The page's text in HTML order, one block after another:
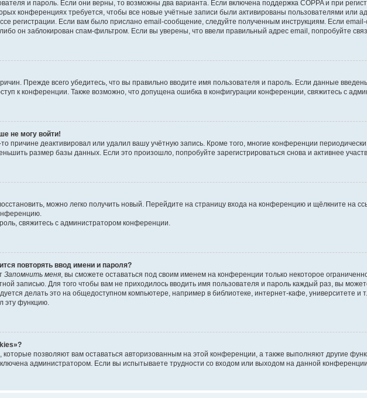
и пароль. Если они верны, то возможны два варианта. Если включена поддержка COPPA и при
конференциях требуется, чтобы все новые учётные записи были активированы пользователями или
регистрации. Если вам было прислано email-сообщение, следуйте полученным инструкциям. Если
он заблокирован спам-фильтром. Если вы уверены, что ввели правильный адрес email, попробуйте
Прежде всего убедитесь, что вы правильно вводите имя пользователя и пароль. Если данные
к конференции. Также возможно, что допущена ошибка в конфигурации конференции, свяжитесь с
не могу войти!
причине деактивировал или удалил вашу учётную запись. Кроме того, многие конференции
размер базы данных. Если это произошло, попробуйте зарегистрироваться снова и активнее
можно легко получить новый. Перейдите на страницу входа на конференцию и щёлкните на
свяжитесь с администратором конференции.
повторять ввод имени и пароля?
Запомнить меня , вы сможете оставаться под своим именем на конференции только некоторое
записью. Для того чтобы вам не приходилось вводить имя пользователя и пароль каждый раз, вы
делать это на общедоступном компьютере, например в библиотеке, интернет-кафе, университете и
эту функцию.
позволяют вам оставаться авторизованным на этой конференции, а также выполняют другие
администратором. Если вы испытываете трудности со входом или выходом на данной